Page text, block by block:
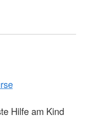
Hilfe am Kind